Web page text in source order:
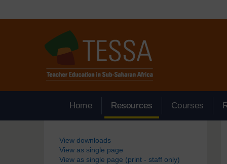
Home Resources Courses
Blocs
View downloads
View as single page
View as single page (print - staff only)